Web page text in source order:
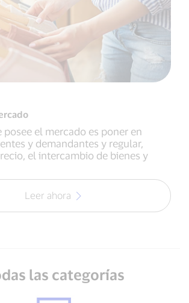
posee el mercado es poner en
y demandantes y regular,
el intercambio de bienes y
Leer ahora
las categorías